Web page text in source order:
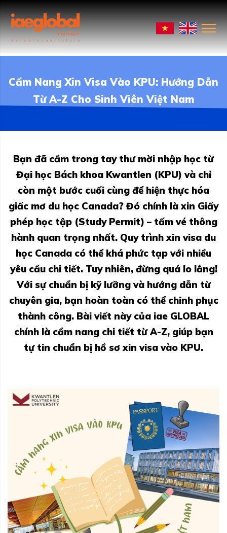
Cẩm Nang Xin Visa Vào KPU: Hướng Dẫn
Từ A-Z Cho Sinh Viên Việt Nam
Bạn đã cầm trong tay thư mời nhập học từ
Đại học Bách khoa Kwantlen (KPU) và chỉ
còn một bước cuối cùng để hiện thực hóa
giấc mơ du học Canada? Đó chính là xin Giấy
phép học tập (Study Permit) – tấm vé thông
hành quan trọng nhất. Quy trình xin visa du
học Canada có thể khá phức tạp với nhiều
yêu cầu chi tiết. Tuy nhiên, đừng quá lo lắng!
Với sự chuẩn bị kỹ lưỡng và hướng dẫn từ
chuyên gia, bạn hoàn toàn có thể chinh phục
thành công. Bài viết này của iae GLOBAL
chính là cẩm nang chi tiết từ A-Z, giúp bạn
tự tin chuẩn bị hồ sơ xin visa vào KPU.